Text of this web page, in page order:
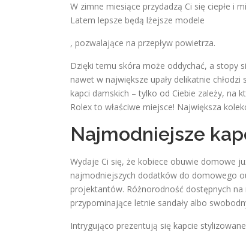
W zimne miesiące przydadzą Ci się ciepłe i
Latem lepsze będą lżejsze modele
buyantibiotics24.net
, pozwalające na przepływ powietrza.
Dzięki temu skóra może oddychać, a stopy
nawet w największe upały delikatnie
kapci damskich – tylko od Ciebie zależy, na
Rolex to właściwe miejsce! Największa
Najmodniejsze
Wydaje Ci się, że kobiece obuwie domowe
najmodniejszych dodatków do domowego
projektantów. Różnorodność dostępnych
przypominające letnie sandały albo
Intrygująco prezentują się kapcie